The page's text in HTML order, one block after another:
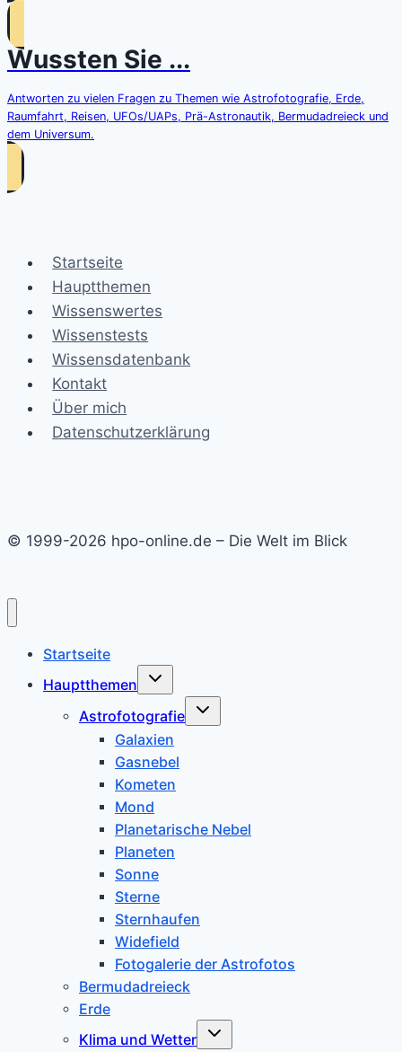
Wussten Sie ...
Antworten zu vielen Fragen zu Themen wie Astrofotografie, Erde,
Raumfahrt, Reisen, UFOs/UAPs, Prä-Astronautik, Bermudadreieck und
dem Universum.
Startseite
Hauptthemen
Wissenswertes
Wissenstests
Wissensdatenbank
Kontakt
Über mich
Datenschutzerklärung
© 1999-2026 hpo-online.de – Die Welt im Blick
Startseite
Hauptthemen
Untermenü
Astrofotografie
Untermenü
Galaxien
Gasnebel
Kometen
Mond
Planetarische Nebel
Planeten
Sonne
Sterne
Sternhaufen
Widefield
Fotogalerie der Astrofotos
Bermudadreieck
Erde
Klima und Wetter
Untermenü